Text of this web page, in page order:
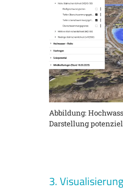
Abbildung:
Darstellung
3.